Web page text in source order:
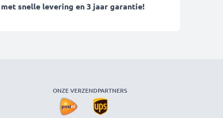
snelle levering en 3 jaar garantie!
ONZE VERZENDPARTNERS